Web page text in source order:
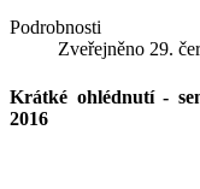
Podrobnosti
Zveřejněno 29.
Krátké ohlédnutí -
2016